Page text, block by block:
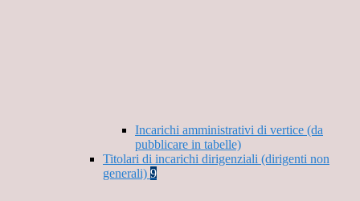
Incarichi amministrativi di vertice (da
pubblicare in tabelle)
Titolari di incarichi dirigenziali (dirigenti non
generali) 9